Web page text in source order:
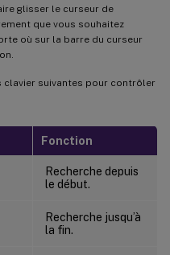
glisser le curseur de
que vous souhaitez
où sur la barre du curseur
clavier suivantes pour contrôler
Fonction
Recherche depuis
le début.
Recherche jusqu’à
la fin.